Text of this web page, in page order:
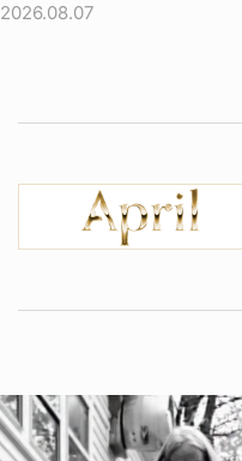
2026.08.07